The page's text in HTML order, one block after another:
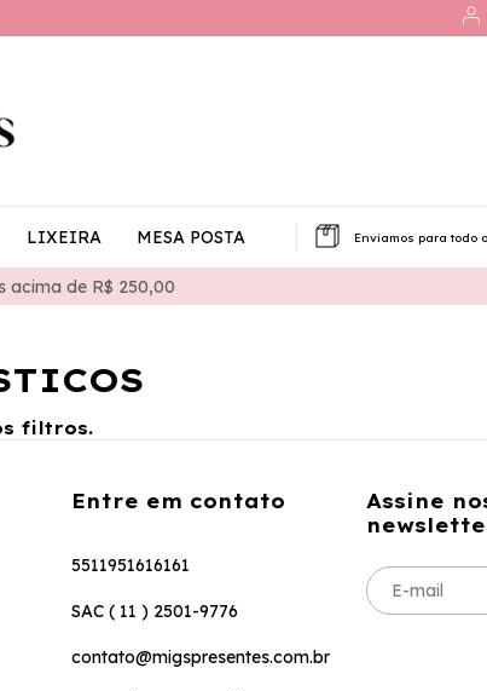
acima de R$ 250,00
LIXEIRA MESA POSTA Enviamos para todo o
filtros.
Entre em contato
5511951616161
SAC ( 11 ) 2501-9776
contato@migspresentes.com.br
Assine